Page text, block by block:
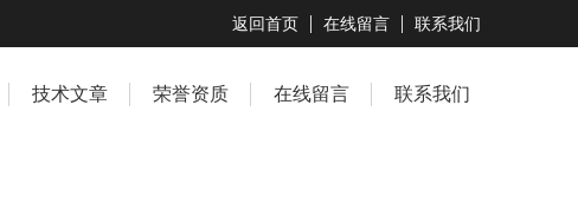
返回首页 在线留言 联系我们
技术文章 荣誉资质 在线留言 联系我们